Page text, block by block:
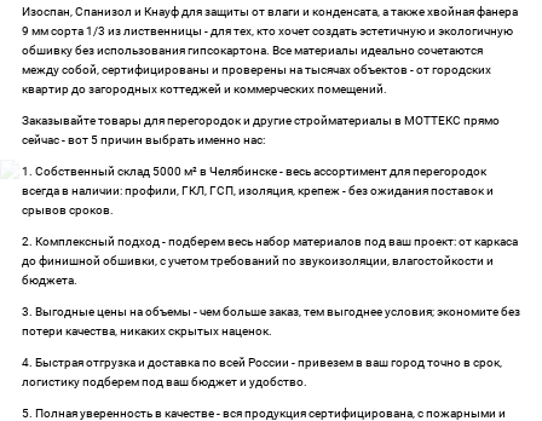
Изоспан, Спанизол и Кнауф для защиты от влаги и конденсата, а также хвойная фанера
9 мм сорта 1/3 из лиственницы - для тех, кто хочет создать эстетичную и экологичную
обшивку без использования гипсокартона. Все материалы идеально сочетаются
между собой, сертифицированы и проверены на тысячах объектов - от городских
квартир до загородных коттеджей и коммерческих помещений.
Заказывайте товары для перегородок и другие стройматериалы в МОТТЕКС прямо
сейчас - вот 5 причин выбрать именно нас:
1. Собственный склад 5000 м² в Челябинске - весь ассортимент для перегородок
всегда в наличии: профили, ГКЛ, ГСП, изоляция, крепеж - без ожидания поставок и
срывов сроков.
2. Комплексный подход - подберем весь набор материалов под ваш проект: от каркаса
до финишной обшивки, с учетом требований по звукоизоляции, влагостойкости и
бюджета.
3. Выгодные цены на объемы - чем больше заказ, тем выгоднее условия; экономите без
потери качества, никаких скрытых наценок.
4. Быстрая отгрузка и доставка по всей России - привезем в ваш город точно в срок,
логистику подберем под ваш бюджет и удобство.
5. Полная уверенность в качестве - вся продукция сертифицирована, с пожарными и